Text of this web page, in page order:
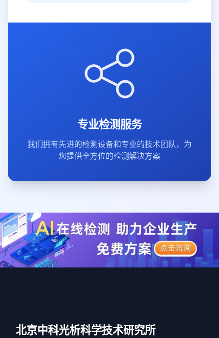
专业检测服务
我们拥有先进的检测设备和专业的技术团队，为
您提供全方位的检测解决方案
北京中科光析科学技术研究所